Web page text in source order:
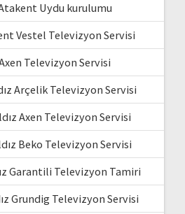
Uydu kurulumu
Vestel Televizyon Servisi
Televizyon Servisi
Arçelik Televizyon Servisi
Axen Televizyon Servisi
Beko Televizyon Servisi
Garantili Televizyon Tamiri
Grundig Televizyon Servisi